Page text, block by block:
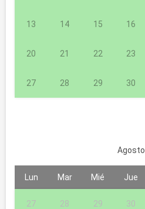
13 14 15 16
20 21 22 23
27 28 29 30
Agosto
Lun Mar Mié Jue
27 28 29 30